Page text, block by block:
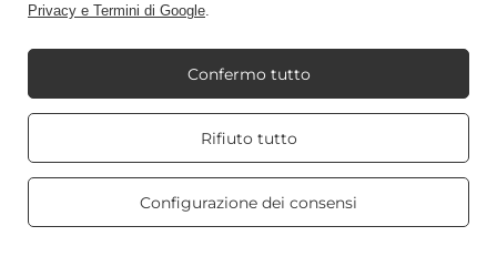
shop@candleworld.eu
Candle World,Tarnowska 23/2,61-323Poznań
Presentiamo i prezzi netti in negozio (IVA esclusa).
Privacy e Termini di Google.
Rifiuto tutto
Configurazione dei consensi
Confermo tutto